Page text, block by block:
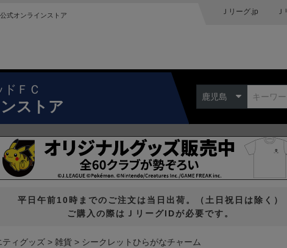
式オンラインストア Ｊリーグ.jp
ＦＣ
ストア
鹿児島
平日午前10時までのご注文は当日出荷。（土日祝日は除く）
ご購入の際はＪリーグIDが必要です。
ティグッズ 雑貨 シークレットひらがなチャーム